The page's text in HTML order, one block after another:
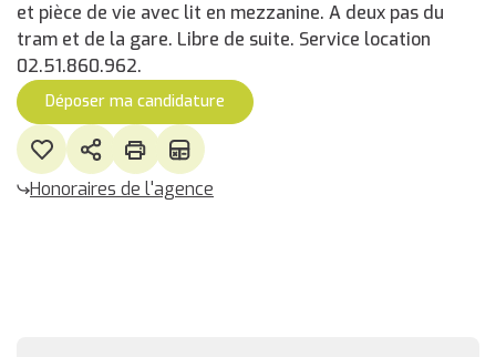
et pièce de vie avec lit en mezzanine. A deux pas du
tram et de la gare. Libre de suite. Service location
02.51.860.962.
Déposer ma candidature
Honoraires de l'agence